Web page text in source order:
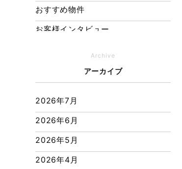
おすすめ物件
お客様インタビュー
キャンペーン
Archive
アーカイブ
2026年7月
2026年6月
2026年5月
2026年4月